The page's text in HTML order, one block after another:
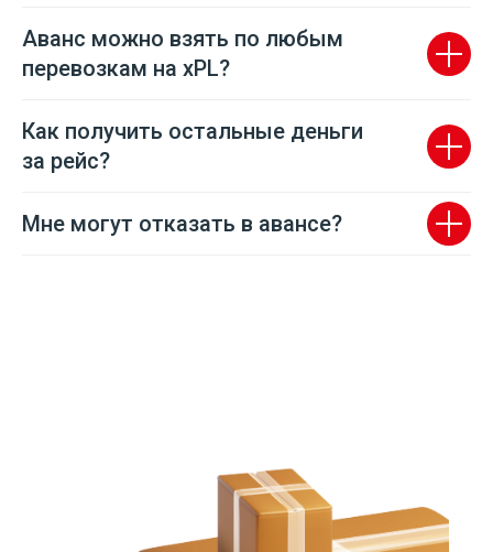
Аванс можно взять по любым
перевозкам на xPL?
Как получить остальные деньги
за рейс?
Мне могут отказать в авансе?